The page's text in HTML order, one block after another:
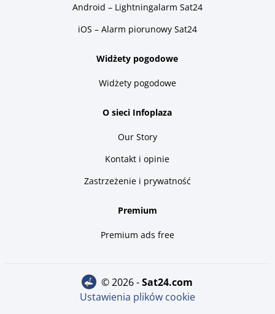
Android – Lightningalarm Sat24
iOS – Alarm piorunowy Sat24
Widżety pogodowe
Widżety pogodowe
O sieci Infoplaza
Our Story
Kontakt i opinie
Zastrzeżenie i prywatność
Premium
Premium ads free
© 2026 - sat24.com
Ustawienia plików cookie